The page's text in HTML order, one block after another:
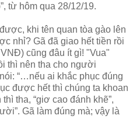
từ hôm qua 28/12/19.
khi tên quan tòa gào lên
nhỉ? Gã đã giao hết tiền rồi
cũng đâu ít gì! "Vua"
thì nên tha cho người
“…nếu ai khắc phục đúng
được hết thì chúng ta khoan
tha, “giơ cao đánh khẽ”,
Gã làm đúng mà; vậy là